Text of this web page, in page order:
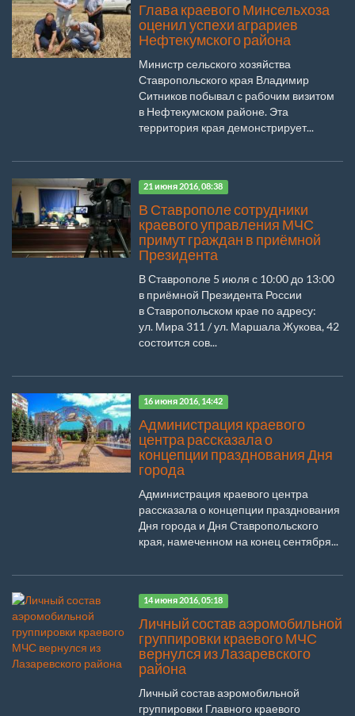
Глава краевого Минсельхоза
оценил успехи аграриев
Нефтекумского района
Министр сельского хозяйства
Ставропольского края Владимир
Ситников побывал с рабочим визитом
в Нефтекумском районе. Эта
территория края демонстрирует...
21 июня 2016, 08:38
В Ставрополе сотрудники
краевого управления МЧС
примут граждан в приёмной
Президента
В Ставрополе 5 июля с 10:00 до 13:00
в приёмной Президента России
в Ставропольском крае по адресу:
ул. Мира 311 / ул. Маршала Жукова, 42
состоится сов...
16 июня 2016, 14:42
Администрация краевого
центра рассказала о
концепции празднования Дня
города
Администрация краевого центра
рассказала о концепции празднования
Дня города и Дня Ставропольского
края, намеченном на конец сентября...
14 июня 2016, 05:18
Личный состав аэромобильной
группировки краевого МЧС
вернулся из Лазаревского
района
Личный состав аэромобильной
группировки Главного краевого